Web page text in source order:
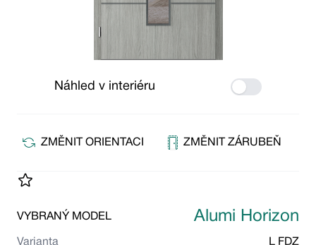
Náhled v interiéru Use setting
ZMĚNIT ORIENTACI ZMĚNIT ZÁRUBEŇ
VYBRANÝ MODEL Alumi Horizon
Varianta
L FDZ